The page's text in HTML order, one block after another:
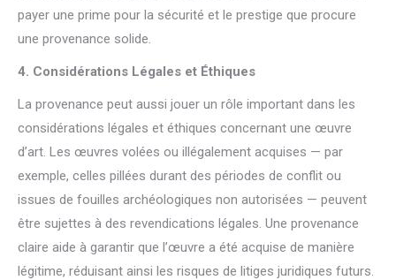
payer une prime pour la sécurité et le prestige que procure
une provenance solide.
4. Considérations Légales et Éthiques
La provenance peut aussi jouer un rôle important dans les
considérations légales et éthiques concernant une œuvre
d’art. Les œuvres volées ou illégalement acquises — par
exemple, celles pillées durant des périodes de conflit ou
issues de fouilles archéologiques non autorisées — peuvent
être sujettes à des revendications légales. Une provenance
claire aide à garantir que l’œuvre a été acquise de manière
légitime, réduisant ainsi les risques de litiges juridiques futurs.